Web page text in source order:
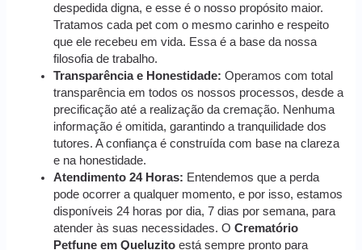
despedida digna, e esse é o nosso propósito maior.
Tratamos cada pet com o mesmo carinho e respeito
que ele recebeu em vida. Essa é a base da nossa
filosofia de trabalho.
Transparência e Honestidade: Operamos com total
transparência em todos os nossos processos, desde a
precificação até a realização da cremação. Nenhuma
informação é omitida, garantindo a tranquilidade dos
tutores. A confiança é construída com base na clareza
e na honestidade.
Atendimento 24 Horas: Entendemos que a perda
pode ocorrer a qualquer momento, e por isso, estamos
disponíveis 24 horas por dia, 7 dias por semana, para
atender às suas necessidades. OCrematório
Petfune em Queluzito está sempre pronto para